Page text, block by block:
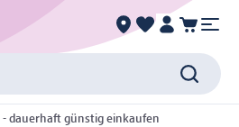
- dauerhaft günstig einkaufen